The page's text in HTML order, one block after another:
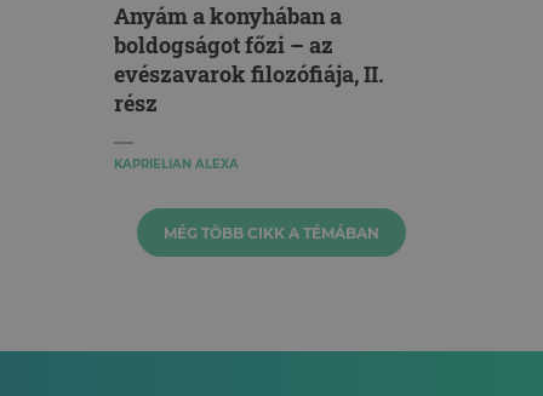
Anyám a konyhában a
boldogságot főzi – az
evészavarok filozófiája, II.
rész
KAPRIELIAN ALEXA
MÉG TÖBB CIKK A TÉMÁBAN